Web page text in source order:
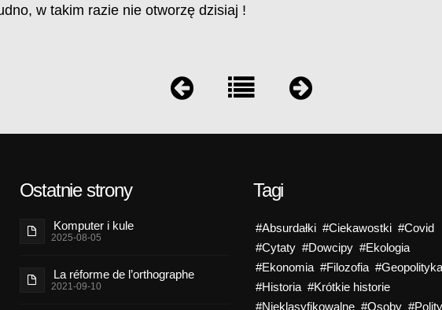
w takim razie nie otworzę dzisiaj !
Ostatnie strony
Komputer i kule
2025-08-05
La réforme de l’orthographe
2021-09-10
Tagi
#Absurdałki #Ciekawostki #Covid
#Cytaty #Dowcipy #Ekologia
#Ekonomia #Filozofia #Geopolityka
#Historia #Krótkie historie
#Nieklasyfikowalne #Osoby